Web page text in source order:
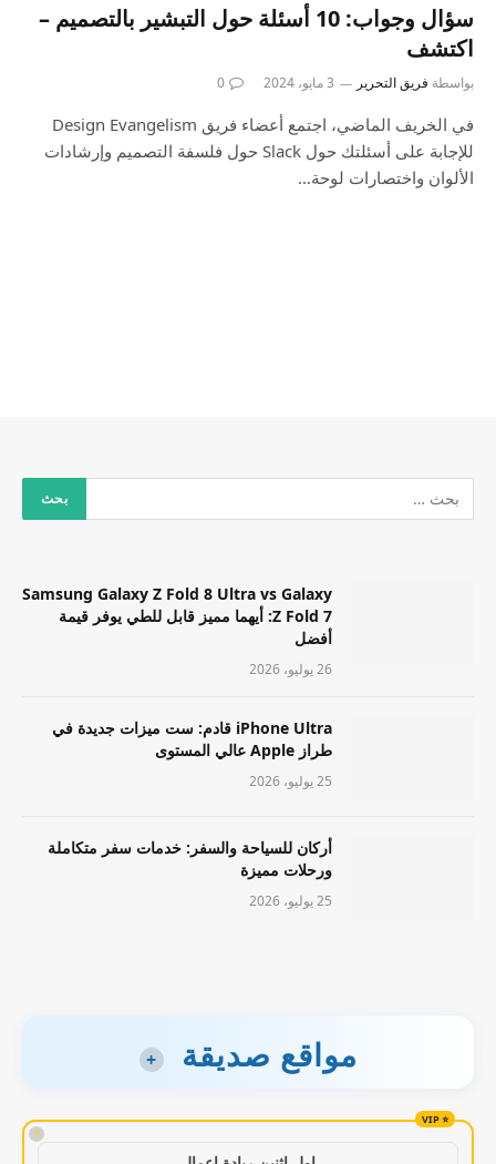
سؤال وجواب: 10 أسئلة حول التبشير بالتصميم –
اكتشف
بواسطة فريق التحرير 3 مايو، 2024 0
في الخريف الماضي، اجتمع أعضاء فريق Design Evangelism
للإجابة على أسئلتك حول Slack حول فلسفة التصميم وإرشادات
الألوان واختصارات لوحة…
Samsung Galaxy Z Fold 8 Ultra vs Galaxy
Z Fold 7: أيهما مميز قابل للطي يوفر قيمة
أفضل
26 يوليو، 2026
iPhone Ultra قادم: ست ميزات جديدة في
طراز Apple عالي المستوى
25 يوليو، 2026
أركان للسياحة والسفر: خدمات سفر متكاملة
ورحلات مميزة
25 يوليو، 2026
مواقع صديقة +
!